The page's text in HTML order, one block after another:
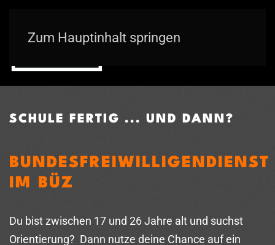
Zum Hauptinhalt springen
SCHULE FERTIG ... UND DANN?
BUNDESFREIWILLIGENDIENST
IM BÜZ
Du bist zwischen 17 und 26 Jahre alt und suchst
Orientierung? Dann nutze deine Chance auf ein